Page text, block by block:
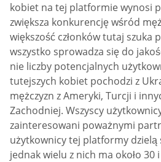
kobiet na tej platformie wynosi
zwiększa konkurencję wśród
większość członków tutaj szuka
wszystko sprowadza się do
nie liczby potencjalnych
tutejszych kobiet pochodzi z
mężczyzn z Ameryki, Turcji i
Zachodniej. Wszyscy
zainteresowani poważnymi
użytkownicy tej platformy dzielą
jednak wielu z nich ma około 30